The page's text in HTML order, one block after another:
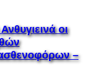
οι
–